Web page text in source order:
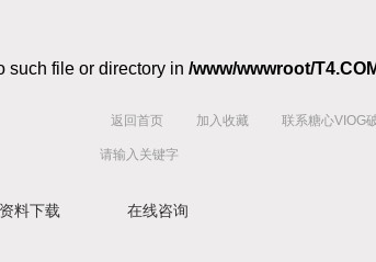
such file or directory in /www/wwwroot/
返回首页 加入收藏 联系糖心VIOG
资料下载 在线咨询